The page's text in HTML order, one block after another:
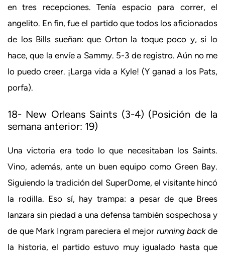
en tres recepciones. Tenía espacio para correr, el
angelito. En fin, fue el partido que todos los aficionados
de los Bills sueñan: que Orton la toque poco y, si lo
hace, que la envíe a Sammy. 5-3 de registro. Aún no me
lo puedo creer. ¡Larga vida a Kyle! (Y ganad a los Pats,
porfa).
18- New Orleans Saints (3-4) (Posición de la
semana anterior: 19)
Una victoria era todo lo que necesitaban los Saints.
Vino, además, ante un buen equipo como Green Bay.
Siguiendo la tradición del SuperDome, el visitante hincó
la rodilla. Eso sí, hay trampa: a pesar de que Brees
lanzara sin piedad a una defensa también sospechosa y
de que Mark Ingram pareciera el mejor running backde
la historia, el partido estuvo muy igualado hasta que